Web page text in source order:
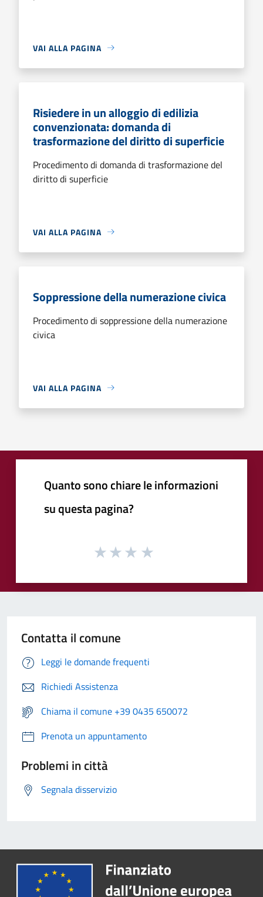
VAI ALLA PAGINA
Risiedere in un alloggio di edilizia
convenzionata: domanda di
trasformazione del diritto di superficie
Procedimento di domanda di trasformazione del
diritto di superficie
VAI ALLA PAGINA
Soppressione della numerazione civica
Procedimento di soppressione della numerazione
civica
VAI ALLA PAGINA
Quanto sono chiare le informazioni
su questa pagina?
Contatta il comune
Leggi le domande frequenti
Richiedi Assistenza
Chiama il comune +39 0435 650072
Prenota un appuntamento
Problemi in città
Segnala disservizio